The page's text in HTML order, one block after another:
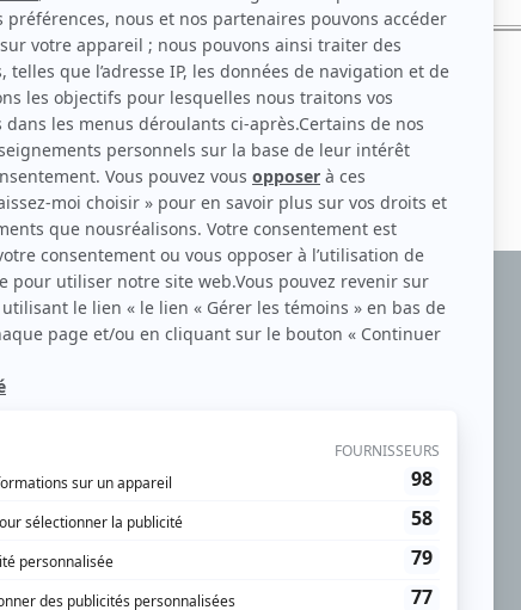
filleAuteur
écran. Celui qu’on surnomme parfois «l’encyclopédie de
la télé québécoise. On peut l’entendre régulièrement